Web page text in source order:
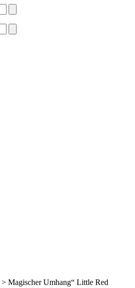
> Magischer Umhang“ Little Red